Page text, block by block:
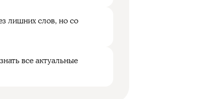
лишних слов, но со
все актуальные